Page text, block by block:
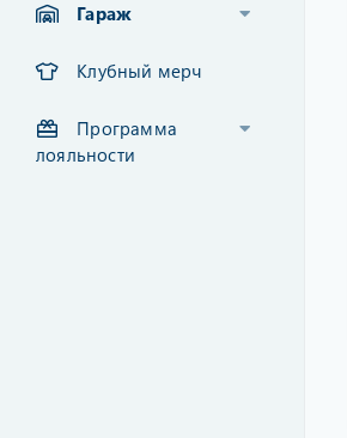
Гараж
Клубный мерч
Программа
лояльности